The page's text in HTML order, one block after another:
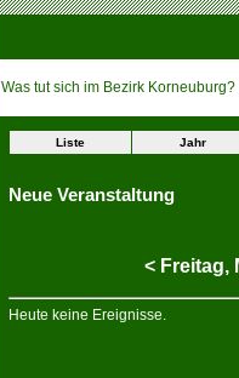
Was tut sich im Bezirk Korneuburg?
Liste Jahr
Neue Veranstaltung
< Freitag,
Heute keine Ereignisse.